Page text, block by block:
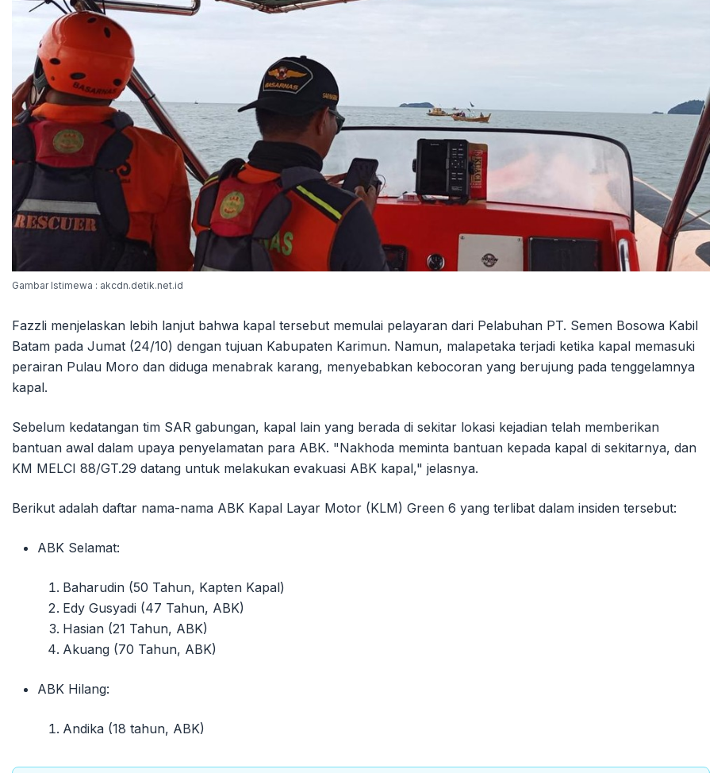
Gambar Istimewa : akcdn.detik.net.id
Fazzli menjelaskan lebih lanjut bahwa kapal tersebut memulai pelayaran dari Pelabuhan PT. Semen Bosowa Kabil
Batam pada Jumat (24/10) dengan tujuan Kabupaten Karimun. Namun, malapetaka terjadi ketika kapal memasuki
perairan Pulau Moro dan diduga menabrak karang, menyebabkan kebocoran yang berujung pada tenggelamnya
kapal.
Sebelum kedatangan tim SAR gabungan, kapal lain yang berada di sekitar lokasi kejadian telah memberikan
bantuan awal dalam upaya penyelamatan para ABK. "Nakhoda meminta bantuan kepada kapal di sekitarnya, dan
KM MELCI 88/GT.29 datang untuk melakukan evakuasi ABK kapal," jelasnya.
Berikut adalah daftar nama-nama ABK Kapal Layar Motor (KLM) Green 6 yang terlibat dalam insiden tersebut:
ABK Selamat:
Baharudin (50 Tahun, Kapten Kapal)
Edy Gusyadi (47 Tahun, ABK)
Hasian (21 Tahun, ABK)
Akuang (70 Tahun, ABK)
ABK Hilang:
Andika (18 tahun, ABK)